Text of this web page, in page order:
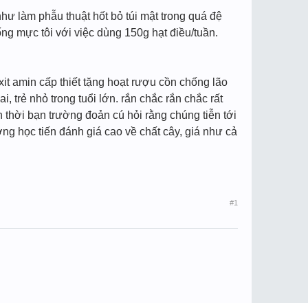
làm phẫu thuật hốt bỏ túi mật trong quá đệ
mực tôi với việc dùng 150g hạt điều/tuần.
amin cấp thiết tặng hoạt rượu cồn chống lão
trẻ nhỏ trong tuổi lớn. rắn chắc rắn chắc rất
thời bạn trường đoản cú hỏi rằng chúng tiễn tới
học tiến đánh giá cao về chất cây, giá như cả
#1